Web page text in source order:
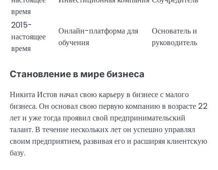
время
2015-
настоящее
время
Онлайн-платформа для
обучения
Основатель и
руководитель
Становление в мире бизнеса
Никита Истов начал свою карьеру в бизнесе с малого
бизнеса. Он основал свою первую компанию в возрасте 22
лет и уже тогда проявил свой предпринимательский
талант. В течение нескольких лет он успешно управлял
своим предприятием, развивая его и расширяя клиентскую
базу.